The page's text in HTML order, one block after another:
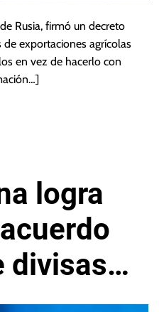
Rusia, firmó un decreto
exportaciones agrícolas
en vez de hacerlo con
logra
divisas